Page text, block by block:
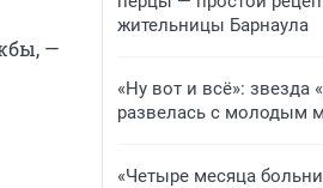
—
жительницы Барнаула
«Ну вот и всё»: звезда
развелась с молодым
«Четыре месяца